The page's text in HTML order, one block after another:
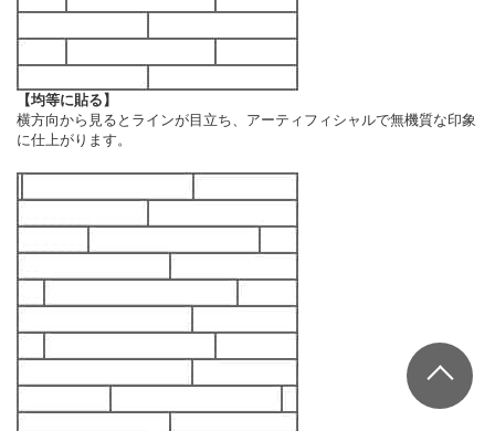
【均等に貼る】
横方向から見るとラインが目立ち、アーティフィシャルで無機質な印象
に仕上がります。